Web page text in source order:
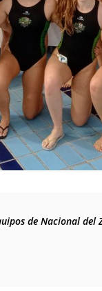
de Nacional